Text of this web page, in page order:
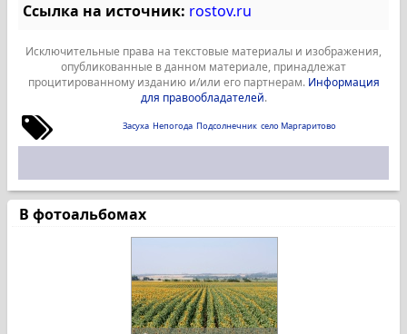
Ссылка на источник: rostov.ru
Исключительные права на текстовые материалы и изображения,
опубликованные в данном материале, принадлежат
процитированному изданию и/или его партнерам. Информация
для правообладателей.
Засуха Непогода Подсолнечник село Маргаритово
В фотоальбомах